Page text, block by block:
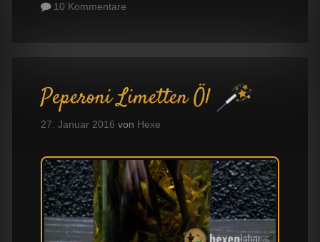
10 Kommentare
Peperoni Limetten Öl
27. Januar 2016 von Hexe